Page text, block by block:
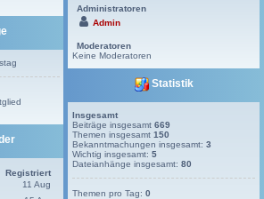
Registriert
11 Aug
Administratoren
Admin
Moderatoren
Keine Moderatoren
Statistik
Insgesamt
Beiträge insgesamt669
Themen insgesamt150
Bekanntmachungen insgesamt:3
Wichtig insgesamt:5
Dateianhänge insgesamt:80
Themen pro Tag:0